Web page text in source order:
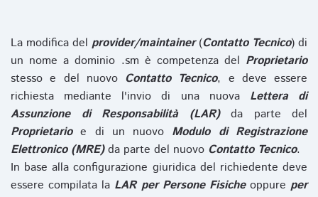
La modifica del provider/maintainer(Contatto Tecnico) di
un nome a dominio .sm è competenza del Proprietario
stesso e del nuovo Contatto Tecnico, e deve essere
richiesta mediante l'invio di una nuova Lettera di
Assunzione di Responsabilità (LAR)da parte del
Proprietarioe di un nuovo Modulo di Registrazione
Elettronico (MRE)da parte del nuovo Contatto Tecnico.
In base alla configurazione giuridica del richiedente deve
essere compilata la LAR per Persone Fisicheoppure per